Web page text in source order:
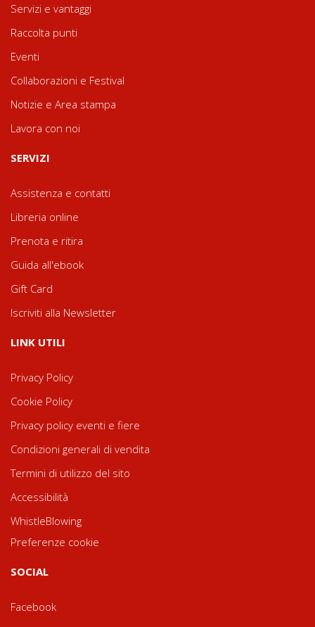
Servizi e vantaggi
Raccolta punti
Eventi
Collaborazioni e Festival
Notizie e Area stampa
Lavora con noi
SERVIZI
Assistenza e contatti
Libreria online
Prenota e ritira
Guida all'ebook
Gift Card
Iscriviti alla Newsletter
LINK UTILI
Privacy Policy
Cookie Policy
Privacy policy eventi e fiere
Condizioni generali di vendita
Termini di utilizzo del sito
Accessibilità
WhistleBlowing
Preferenze cookie
SOCIAL
Facebook